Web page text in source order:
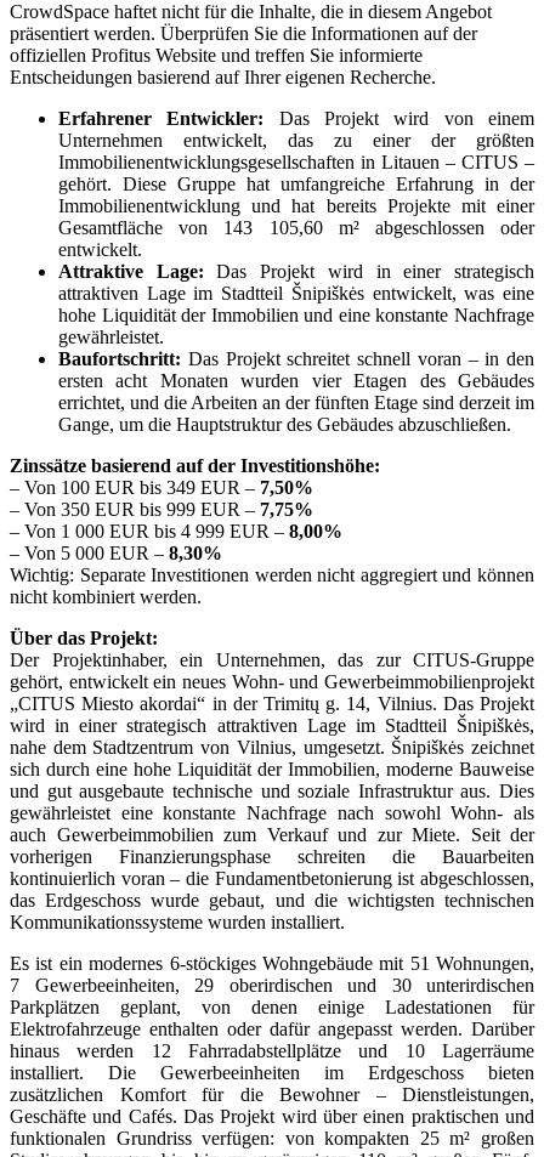
CrowdSpace haftet nicht für die Inhalte, die in diesem Angebot
präsentiert werden. Überprüfen Sie die Informationen auf der
offiziellen Profitus Website und treffen Sie informierte
Entscheidungen basierend auf Ihrer eigenen Recherche.
Erfahrener Entwickler: Das Projekt wird von einem
Unternehmen entwickelt, das zu einer der größten
Immobilienentwicklungsgesellschaften in Litauen – CITUS –
gehört. Diese Gruppe hat umfangreiche Erfahrung in der
Immobilienentwicklung und hat bereits Projekte mit einer
Gesamtfläche von 143 105,60 m² abgeschlossen oder
entwickelt.
Attraktive Lage:Das Projekt wird in einer strategisch
attraktiven Lage im Stadtteil Šnipiškės entwickelt, was eine
hohe Liquidität der Immobilien und eine konstante Nachfrage
gewährleistet.
Baufortschritt: Das Projekt schreitet schnell voran – in den
ersten acht Monaten wurden vier Etagen des Gebäudes
errichtet, und die Arbeiten an der fünften Etage sind derzeit im
Gange, um die Hauptstruktur des Gebäudes abzuschließen.
Zinssätze basierend auf der Investitionshöhe:
– Von 100 EUR bis 349 EUR – 7,50%
– Von 350 EUR bis 999 EUR – 7,75%
– Von 1 000 EUR bis 4 999 EUR – 8,00%
– Von 5 000 EUR – 8,30%
Wichtig: Separate Investitionen werden nicht aggregiert und können
nicht kombiniert werden.
Über das Projekt:
Der Projektinhaber, ein Unternehmen, das zur CITUS-Gruppe
gehört, entwickelt ein neues Wohn- und Gewerbeimmobilienprojekt
„CITUS Miesto akordai“ in der Trimitų g. 14, Vilnius. Das Projekt
wird in einer strategisch attraktiven Lage im Stadtteil Šnipiškės,
nahe dem Stadtzentrum von Vilnius, umgesetzt. Šnipiškės zeichnet
sich durch eine hohe Liquidität der Immobilien, moderne Bauweise
und gut ausgebaute technische und soziale Infrastruktur aus. Dies
gewährleistet eine konstante Nachfrage nach sowohl Wohn- als
auch Gewerbeimmobilien zum Verkauf und zur Miete. Seit der
vorherigen Finanzierungsphase schreiten die Bauarbeiten
kontinuierlich voran – die Fundamentbetonierung ist abgeschlossen,
das Erdgeschoss wurde gebaut, und die wichtigsten technischen
Kommunikationssysteme wurden installiert.
Es ist ein modernes 6-stöckiges Wohngebäude mit 51 Wohnungen,
7 Gewerbeeinheiten, 29 oberirdischen und 30 unterirdischen
Parkplätzen geplant, von denen einige Ladestationen für
Elektrofahrzeuge enthalten oder dafür angepasst werden. Darüber
hinaus werden 12 Fahrradabstellplätze und 10 Lagerräume
installiert. Die Gewerbeeinheiten im Erdgeschoss bieten
zusätzlichen Komfort für die Bewohner – Dienstleistungen,
Geschäfte und Cafés. Das Projekt wird über einen praktischen und
funktionalen Grundriss verfügen: von kompakten 25 m² großen